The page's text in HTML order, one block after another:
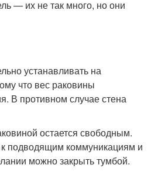
— их не так много, но они
устанавливать на
что вес раковины
В противном случае стена
остается свободным.
подводящим коммуникациям и
можно закрыть тумбой.